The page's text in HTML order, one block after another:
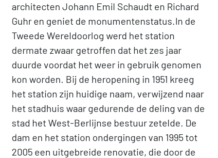
architecten Johann Emil Schaudt en Richard
Guhr en geniet de monumentenstatus.In de
Tweede Wereldoorlog werd het station
dermate zwaar getroffen dat het zes jaar
duurde voordat het weer in gebruik genomen
kon worden. Bij de heropening in 1951 kreeg
het station zijn huidige naam, verwijzend naar
het stadhuis waar gedurende de deling van de
stad het West-Berlijnse bestuur zetelde. De
dam en het station ondergingen van 1995 tot
2005 een uitgebreide renovatie, die door de